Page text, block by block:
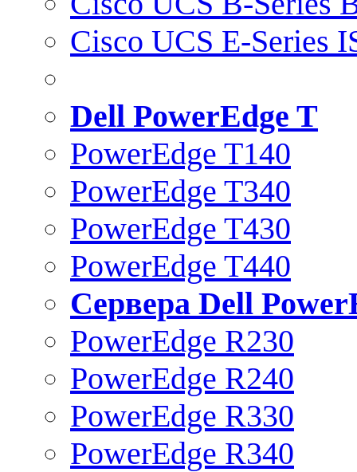
Cisco UCS E-Series
Dell PowerEdge T
PowerEdge T140
PowerEdge T340
PowerEdge T430
PowerEdge T440
Сервера Dell
PowerEdge R230
PowerEdge R240
PowerEdge R330
PowerEdge R340